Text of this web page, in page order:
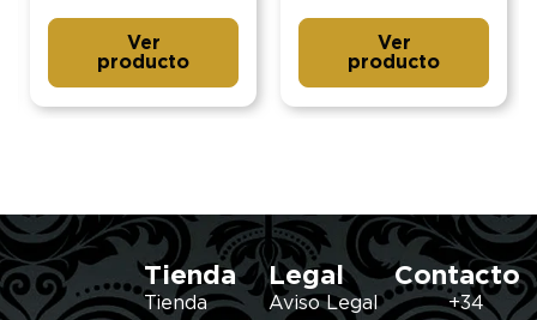
Ver
producto
Ver
producto
Tienda
Tienda
Legal
Aviso Legal
Contacto
+34